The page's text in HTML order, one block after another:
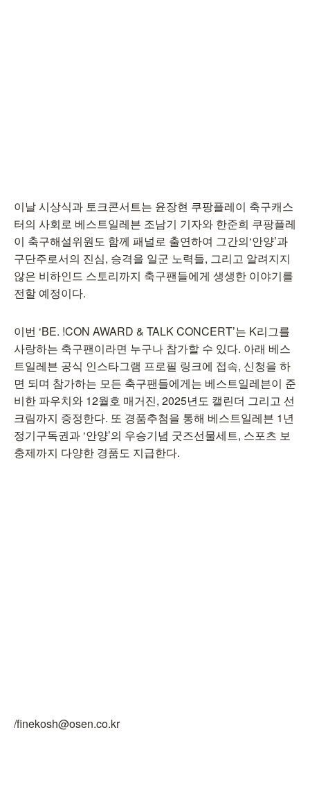
이날 시상식과 토크콘서트는 윤장현 쿠팡플레이 축구캐스
터의 사회로 베스트일레븐 조남기 기자와 한준희 쿠팡플레
이 축구해설위원도 함께 패널로 출연하여 그간의‘안양’과
구단주로서의 진심, 승격을 일군 노력들, 그리고 알려지지
않은 비하인드 스토리까지 축구팬들에게 생생한 이야기를
전할 예정이다.
이번 ‘BE. !CON AWARD & TALK CONCERT’는 K리그를
사랑하는 축구팬이라면 누구나 참가할 수 있다. 아래 베스
트일레븐 공식 인스타그램 프로필 링크에 접속, 신청을 하
면 되며 참가하는 모든 축구팬들에게는 베스트일레븐이 준
비한 파우치와 12월호 매거진, 2025년도 캘린더 그리고 선
크림까지 증정한다. 또 경품추첨을 통해 베스트일레븐 1년
정기구독권과 ‘안양’의 우승기념 굿즈선물세트, 스포츠 보
충제까지 다양한 경품도 지급한다.
/finekosh@osen.co.kr